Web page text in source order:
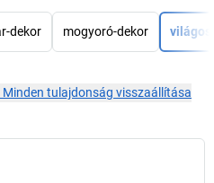
dekor mogyoró-dekor
Minden tulajdonság visszaállítása